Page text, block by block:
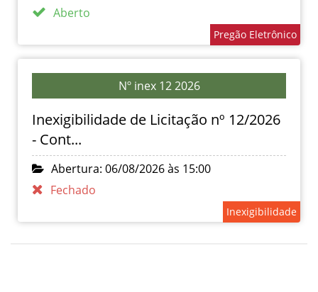
Aberto
Pregão Eletrônico
Nº inex 12 2026
Inexigibilidade de Licitação nº 12/2026
- Cont...
Abertura: 06/08/2026 às 15:00
Fechado
Inexigibilidade